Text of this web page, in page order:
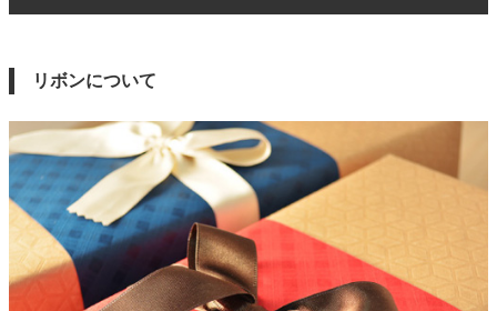
リボンについて